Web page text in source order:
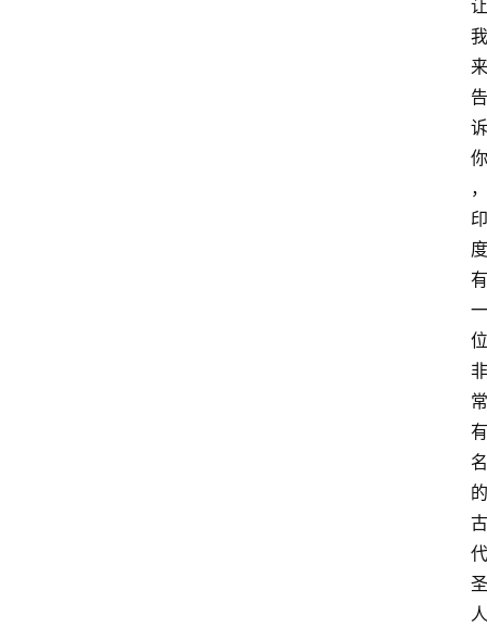
让
我
来
告
诉
你
，
印
度
有
一
位
非
常
有
名
的
古
代
圣
人